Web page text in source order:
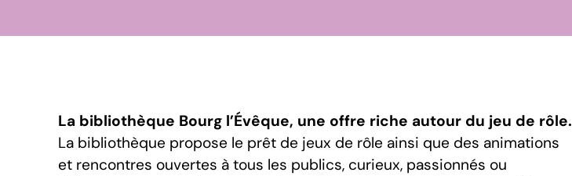
La bibliothèque Bourg l’Évêque, une offre riche autour du jeu de rôle.
La bibliothèque propose le prêt de jeux de rôle ainsi que des animations
et rencontres ouvertes à tous les publics, curieux, passionnés ou